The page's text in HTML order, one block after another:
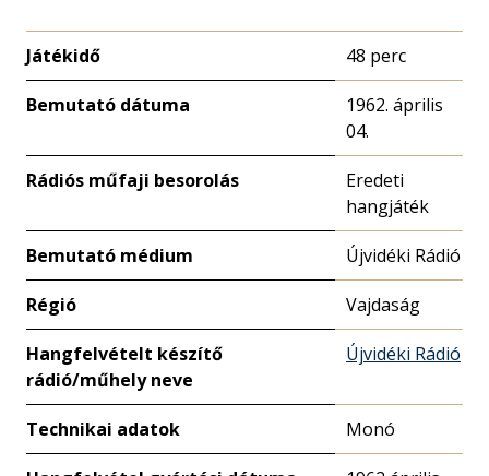
Játékidő 48 perc
Bemutató dátuma
1962. április
04.
Rádiós műfaji besorolás
Eredeti
hangjáték
Bemutató médium Újvidéki Rádió
Régió Vajdaság
Hangfelvételt készítő
rádió/műhely neve
Újvidéki Rádió
Technikai adatok Monó